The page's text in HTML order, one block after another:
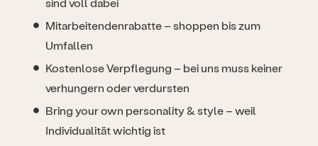
Mitarbeitendenrabatte – shoppen bis zum
Umfallen
Kostenlose Verpflegung – bei uns muss keiner
verhungern oder verdursten
Bring your own personality & style – weil
Individualität wichtig ist